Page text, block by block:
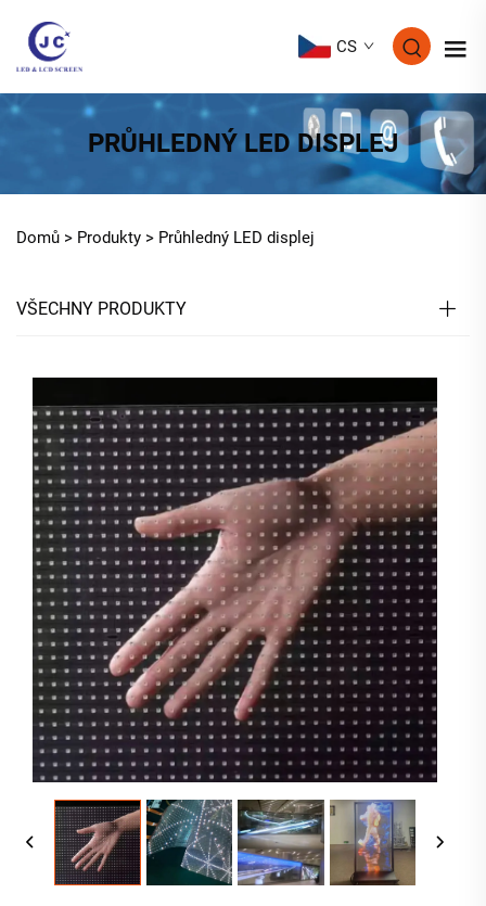
CS
PRŮHLEDNÝ LED DISPLEJ
Domů > Produkty > Průhledný LED displej
VŠECHNY PRODUKTY